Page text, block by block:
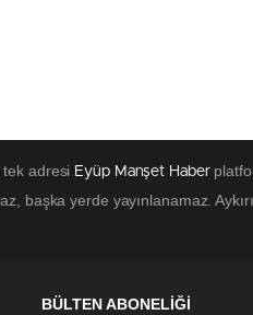
adresi Eyüp Manşet Haber
başka yerde yayınlanamaz.
BÜLTEN ABONELİĞİ